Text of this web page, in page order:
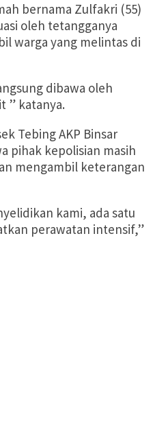
bernama Zulfakri (55)
oleh tetangganya
warga yang melintas di
dibawa oleh
” katanya.
Tebing AKP Binsar
pihak kepolisian masih
mengambil keterangan
kami, ada satu
perawatan intensif,”